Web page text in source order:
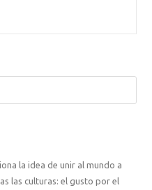
la idea de unir al mundo a
las culturas: el gusto por el